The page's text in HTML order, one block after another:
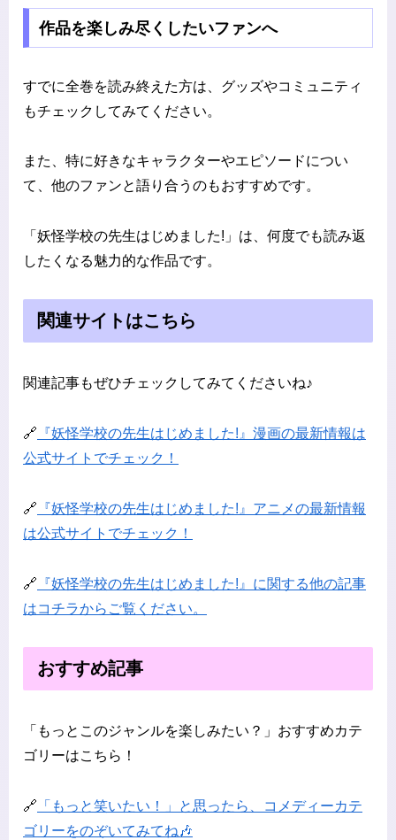
作品を楽しみ尽くしたいファンへ
すでに全巻を読み終えた方は、グッズやコミュニティ
もチェックしてみてください。
また、特に好きなキャラクターやエピソードについ
て、他のファンと語り合うのもおすすめです。
「妖怪学校の先生はじめました!」は、何度でも読み返
したくなる魅力的な作品です。
関連サイトはこちら
関連記事もぜひチェックしてみてくださいね♪
🔗 『妖怪学校の先生はじめました!』漫画の最新情報は
公式サイトでチェック！
🔗 『妖怪学校の先生はじめました!』アニメの最新情報
は公式サイトでチェック！
🔗 『妖怪学校の先生はじめました!』に関する他の記事
はコチラからご覧ください。
おすすめ記事
「もっとこのジャンルを楽しみたい？」おすすめカテ
ゴリーはこちら！
🔗 「もっと笑いたい！」と思ったら、コメディーカテ
ゴリーをのぞいてみてね🎶